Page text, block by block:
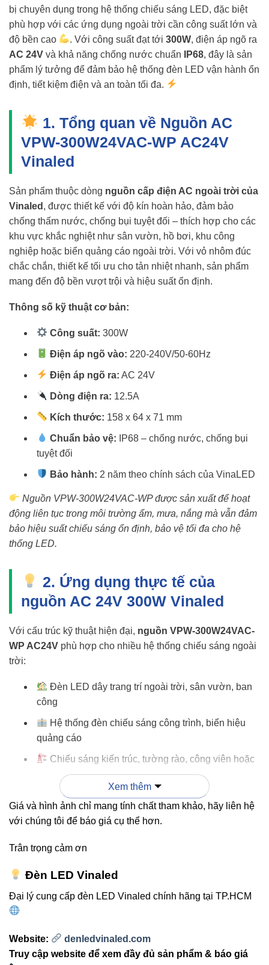
bị chuyên dụng trong hệ thống chiếu sáng LED, đặc biệt
phù hợp với các ứng dụng ngoài trời cần công suất lớn và
độ bền cao
. Với công suất đạt tới300W, điện áp ngõ ra
AC 24V và khả năng chống nước chuẩn IP68, đây là sản
phẩm lý tưởng để đảm bảo hệ thống đèn LED vận hành ổn
định, tiết kiệm điện và an toàn tối đa.
1. Tổng quan về Nguồn AC
VPW-300W24VAC-WP AC24V
Vinaled
Sản phẩm thuộc dòng nguồn cấp điện AC ngoài trời của
Vinaled , được thiết kế với độ kín hoàn hảo, đảm bảo
chống thấm nước, chống bụi tuyệt đối – thích hợp cho các
khu vực khắc nghiệt như sân vườn, hồ bơi, khu công
nghiệp hoặc biển quảng cáo ngoài trời. Với vỏ nhôm đúc
chắc chắn, thiết kế tối ưu cho tản nhiệt nhanh, sản phẩm
mang đến độ bền vượt trội và hiệu suất ổn định.
Thông số kỹ thuật cơ bản:
Công suất: 300W
Điện áp ngõ vào: 220-240V/50-60Hz
Điện áp ngõ ra: AC 24V
Dòng điện ra: 12.5A
Kích thước: 158 x 64 x 71 mm
Chuẩn bảo vệ: IP68 – chống nước, chống bụi
tuyệt đối
Bảo hành: 2 năm theo chính sách của VinaLED
Nguồn VPW-300W24VAC-WP được sản xuất để hoạt
động liên tục trong môi trường ẩm, mưa, nắng mà vẫn đảm
bảo hiệu suất chiếu sáng ổn định, bảo vệ tối đa cho hệ
thống LED.
2. Ứng dụng thực tế của
nguồn AC 24V 300W Vinaled
Với cấu trúc kỹ thuật hiện đại, nguồn VPW-300W24VAC-
WP AC24V phù hợp cho nhiều hệ thống chiếu sáng ngoài
trời:
Đèn LED dây trang trí ngoài trời, sân vườn, ban
công
Hệ thống đèn chiếu sáng công trình, biển hiệu
quảng cáo
Chiếu sáng kiến trúc, tường rào, công viên hoặc
khu vực công cộng
Đèn hồ bơi, đài phun nước, bể cá, khu vực có độ
ẩm cao
“Với khả năng chống nước IP68 và hiệu
suất 300W mạnh mẽ, sản phẩm này chính
là ‘trái tim’ của hệ thống đèn LED ngoài trời
Xem thêm
Giá và hình ảnh chỉ mang tính chất tham khảo, hãy liên hệ
với chúng tôi để báo giá cụ thể hơn.
Trân trọng cảm ơn
Đèn LED Vinaled
Đại lý cung cấp đèn LED Vinaled chính hãng tại TP.HCM
Website:
denledvinaled.com
Truy cập website để xem đầy đủ sản phẩm & báo giá